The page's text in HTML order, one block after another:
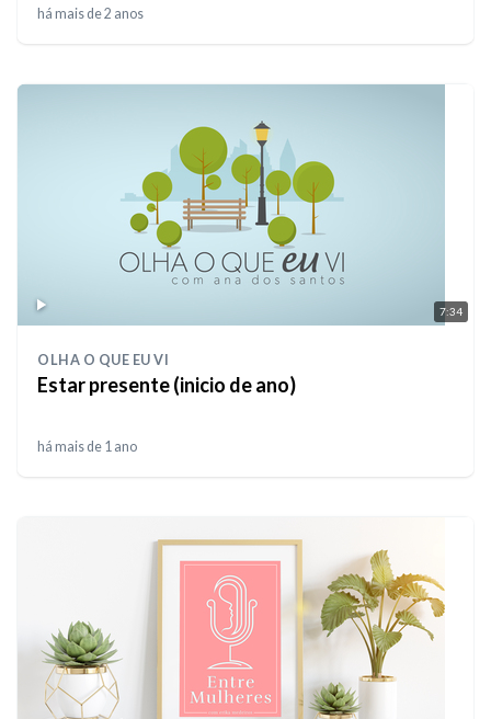
há mais de 2 anos
7:34
OLHA O QUE EU VI
Estar presente (inicio de ano)
há mais de 1 ano